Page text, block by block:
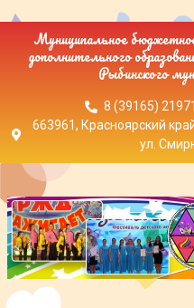
Муниципальное
дополнительного
Рыбинского
8 (39165) 21971
663961, Красноярский
ул.